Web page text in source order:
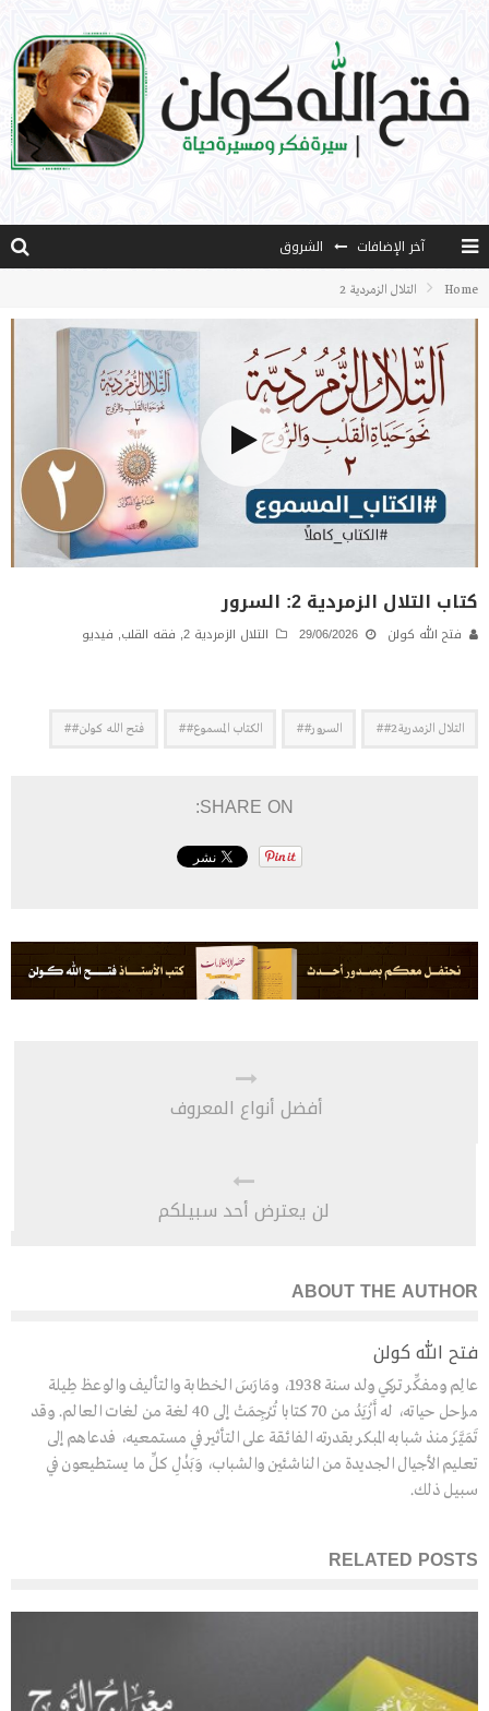
آخر الإضافات
الشروق
تضحيات خدام الإسلام المعاصرين
نفحات قدسية في خدمة أمتنا
كتاب معراج الروح الصلاة: 32-مراتب الطهارة في الصلاة
Home التلال الزمردية 2
كتاب التلال الزمردية 2: السرور
فتح الله كولن 29/06/2026 التلال الزمردية 2 , فقه القلب, فيديو
التلال الزمدرية2## السرور## الكتاب المسموع## فتح الله كولن##
SHARE ON:
أفضل أنواع المعروف
لن يعترض أحد سبيلكم
ABOUT THE AUTHOR
فتح الله كولن
عالِم ومفكِّر تركي ولد سنة 1938، ومَارَسَ الخطابة والتأليف والوعظ طِيلة
مراحل حياته، له أَزْيَدُ من 70 كتابا تُرْجِمَتْ إلى 40 لغة من لغات العالم. وقد
تَمَيَّزَ منذ شبابه المبكر بقدرته الفائقة على التأثير في مستمعيه، فدعاهم إلى
تعليم الأجيال الجديدة من الناشئين والشباب، وَبَذْلِ كلِّ ما يستطيعون في
سبيل ذلك.
RELATED POSTS